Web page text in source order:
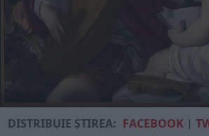
DISTRIBUIE ȘTIREA: FACEBOOK |